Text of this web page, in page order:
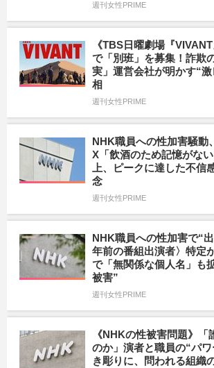
週刊女性PRIME
《TBS日曜劇場『
で「別班」を募集！詐欺
実」運営会社が明かす“
相
週刊女性PRIME
NHK職員への性加害騒動
X「飲酒のため記憶がな
上、ピークに達した不信
念
週刊女性PRIME
NHK職員への性加害で“
年前の番組出演者〉特定
で「無関係な個人名」も
被害”
週刊女性PRIME
《NHKの性被害問題》「
のか」演者と職員の“パ
き彫りに、問われる組織